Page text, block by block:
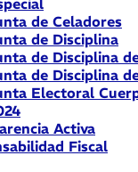
de Celadores
de Disciplina
de Disciplina
de Disciplina
Electoral
Activa
Fiscal